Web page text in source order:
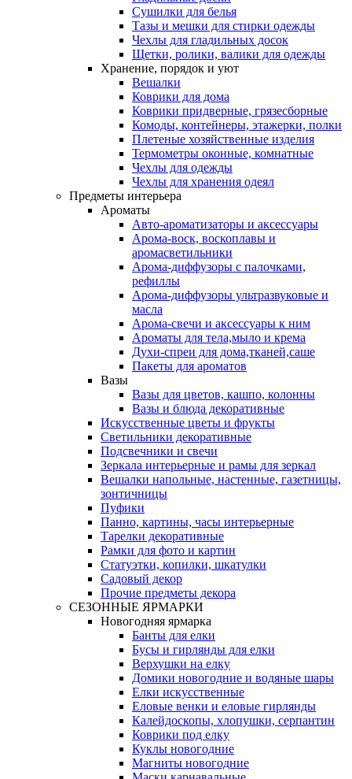
Сушилки для белья
Тазы и мешки для стирки одежды
Чехлы для гладильных досок
Щетки, ролики, валики для одежды
Хранение, порядок и уют
Вешалки
Коврики для дома
Коврики придверные, грязесборные
Комоды, контейнеры, этажерки, полки
Плетеные хозяйственные изделия
Термометры оконные, комнатные
Чехлы для одежды
Чехлы для хранения одеял
Предметы интерьера
Ароматы
Авто-ароматизаторы и аксессуары
Арома-воск, воскоплавы и
аромасветильники
Арома-диффузоры с палочками,
рефиллы
Арома-диффузоры ультразвуковые и
масла
Арома-свечи и аксессуары к ним
Ароматы для тела,мыло и крема
Духи-спреи для дома,тканей,саше
Пакеты для ароматов
Вазы
Вазы для цветов, кашпо, колонны
Вазы и блюда декоративные
Искусственные цветы и фрукты
Светильники декоративные
Подсвечники и свечи
Зеркала интерьерные и рамы для зеркал
Вешалки напольные, настенные, газетницы,
зонтичницы
Пуфики
Панно, картины, часы интерьерные
Тарелки декоративные
Рамки для фото и картин
Статуэтки, копилки, шкатулки
Садовый декор
Прочие предметы декора
СЕЗОННЫЕ ЯРМАРКИ
Новогодняя ярмарка
Банты для елки
Бусы и гирлянды для елки
Верхушки на елку
Домики новогодние и водяные шары
Елки искусственные
Еловые венки и еловые гирлянды
Калейдоскопы, хлопушки, серпантин
Коврики под елку
Куклы новогодние
Магниты новогодние